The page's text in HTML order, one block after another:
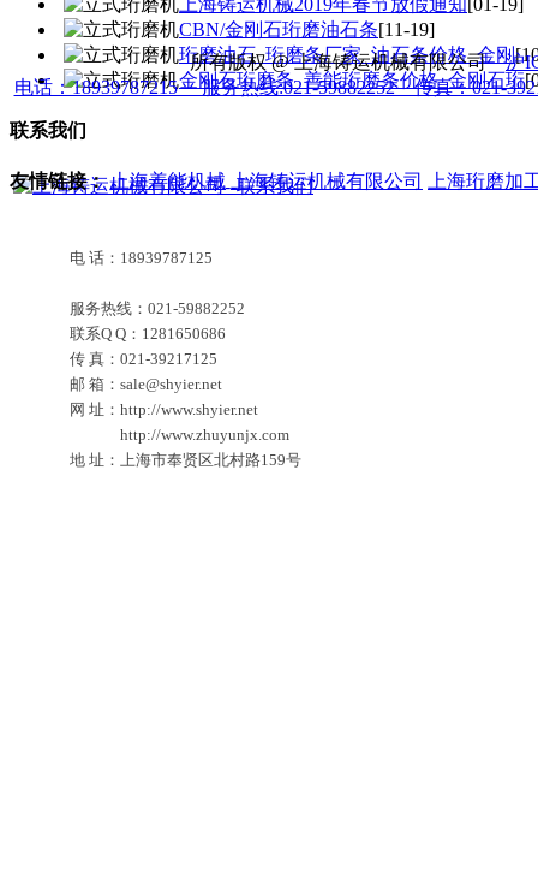
上海铸运机械2019年春节放假通知[01-19]
CBN/金刚石珩磨油石条[11-19]
珩磨油石_珩磨条厂家_油石条价格_金刚
金刚石珩磨条_善能珩磨条价格_金刚石珩
联系我们
电 话：18939787125
服务热线：021-59882252
联系Q Q：1281650686
传 真：021-39217125
邮 箱：sale@shyier.net
网 址：http://www.shyier.net
http://www.zhuyunjx.com
地 址：上海市奉贤区北村路159号
所有版权 @ 上海铸运机械有限公司沪
电话：18939787215 服务热线:021-59882252 传真：021-
友情链接： 上海善能机械 上海铸运机械有限公司 上海珩磨加